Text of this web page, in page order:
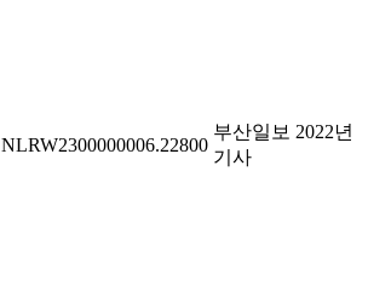
NLRW2300000006.22800
부산일보 2022년
기사